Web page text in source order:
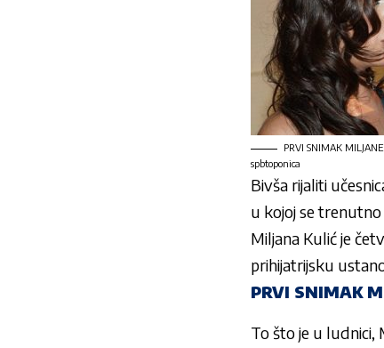
PRVI SNIMAK
spbtoponica
Bivša rijaliti
u kojoj se trenutno
Miljana Kulićje
prihijatrijsku
PRVI SNIMAK
To što je u ludnici,